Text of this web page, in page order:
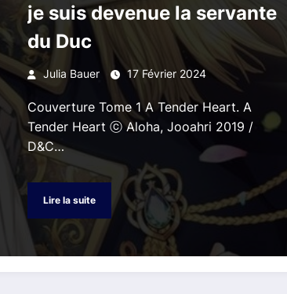
je suis devenue la servante
du Duc
Julia Bauer 17 Février 2024
Couverture Tome 1 A Tender Heart. A
Tender Heart ⓒ Aloha, Jooahri 2019 /
D&C…
Lire la suite